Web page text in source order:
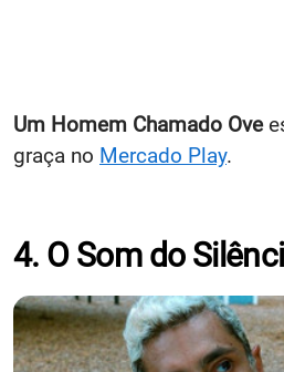
Um Homem Chamado Ove
graça no Mercado Play.
4. O Som do